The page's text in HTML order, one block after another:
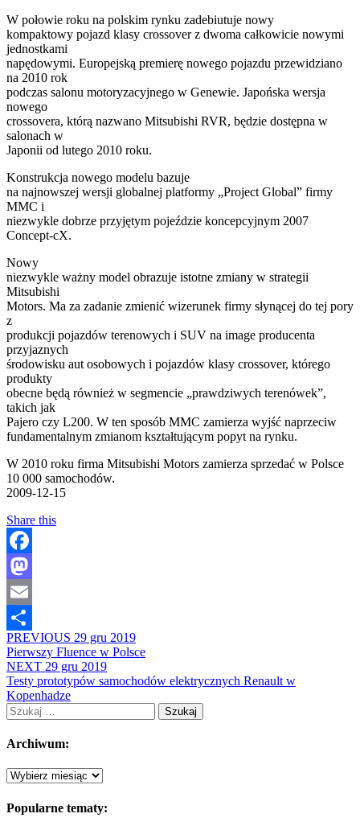
W połowie roku na polskim rynku zadebiutuje nowy
kompaktowy pojazd klasy crossover z dwoma całkowicie nowymi
jednostkami
napędowymi. Europejską premierę nowego pojazdu przewidziano
na 2010 rok
podczas salonu motoryzacyjnego w Genewie. Japońska wersja
nowego
crossovera, którą nazwano Mitsubishi RVR, będzie dostępna w
salonach w
Japonii od lutego 2010 roku.
Konstrukcja nowego modelu bazuje
na najnowszej wersji globalnej platformy „Project Global” firmy
MMC i
niezwykle dobrze przyjętym pojeździe koncepcyjnym 2007
Concept-cX.
Nowy
niezwykle ważny model obrazuje istotne zmiany w strategii
Mitsubishi
Motors. Ma za zadanie zmienić wizerunek firmy słynącej do tej pory
z
produkcji pojazdów terenowych i SUV na image producenta
przyjaznych
środowisku aut osobowych i pojazdów klasy crossover, którego
produkty
obecne będą również w segmencie „prawdziwych terenówek”,
takich jak
Pajero czy L200. W ten sposób MMC zamierza wyjść naprzeciw
fundamentalnym zmianom kształtującym popyt na rynku.
W 2010 roku firma Mitsubishi Motors zamierza sprzedać w Polsce
10 000 samochodów.
2009-12-15
Share this
Facebook
Mastodon
Email
Share
PREVIOUS 29 gru 2019
Pierwszy Fluence w Polsce
NEXT 29 gru 2019
Testy prototypów samochodów elektrycznych Renault w
Kopenhadze
Szukaj:
Archiwum:
Archiwum:
Popularne tematy: